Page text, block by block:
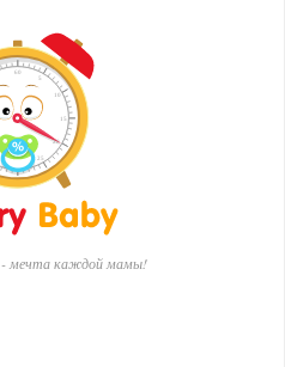
- мечта каждой мамы!